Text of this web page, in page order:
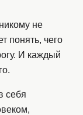
не
понять, чего
И каждый
себя